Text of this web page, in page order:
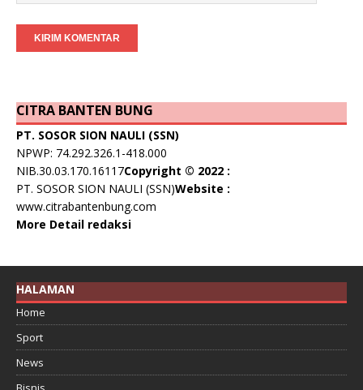
CITRA BANTEN BUNG
PT. SOSOR SION NAULI (SSN)
NPWP: 74.292.326.1-418.000
NIB.30.03.170.16117Copyright © 2022 :
PT. SOSOR SION NAULI (SSN)Website :
www.citrabantenbung.com
More Detail redaksi
HALAMAN
Home
Sport
News